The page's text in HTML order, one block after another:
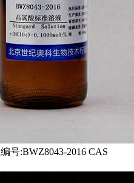
编号:BWZ8043-2016 CAS